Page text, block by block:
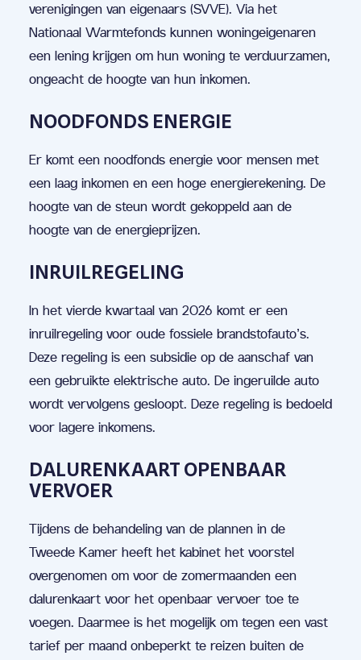
verenigingen van eigenaars (SVVE). Via het
Nationaal Warmtefonds kunnen woningeigenaren
een lening krijgen om hun woning te verduurzamen,
ongeacht de hoogte van hun inkomen.
NOODFONDS ENERGIE
Er komt een noodfonds energie voor mensen met
een laag inkomen en een hoge energierekening. De
hoogte van de steun wordt gekoppeld aan de
hoogte van de energieprijzen.
INRUILREGELING
In het vierde kwartaal van 2026 komt er een
inruilregeling voor oude fossiele brandstofauto’s.
Deze regeling is een subsidie op de aanschaf van
een gebruikte elektrische auto. De ingeruilde auto
wordt vervolgens gesloopt. Deze regeling is bedoeld
voor lagere inkomens.
DALURENKAART OPENBAAR
VERVOER
Tijdens de behandeling van de plannen in de
Tweede Kamer heeft het kabinet het voorstel
overgenomen om voor de zomermaanden een
dalurenkaart voor het openbaar vervoer toe te
voegen. Daarmee is het mogelijk om tegen een vast
tarief per maand onbeperkt te reizen buiten de